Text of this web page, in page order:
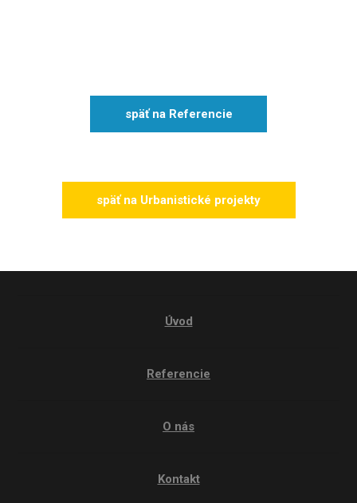
späť na Referencie
späť na Urbanistické projekty
Úvod
Referencie
O nás
Kontakt